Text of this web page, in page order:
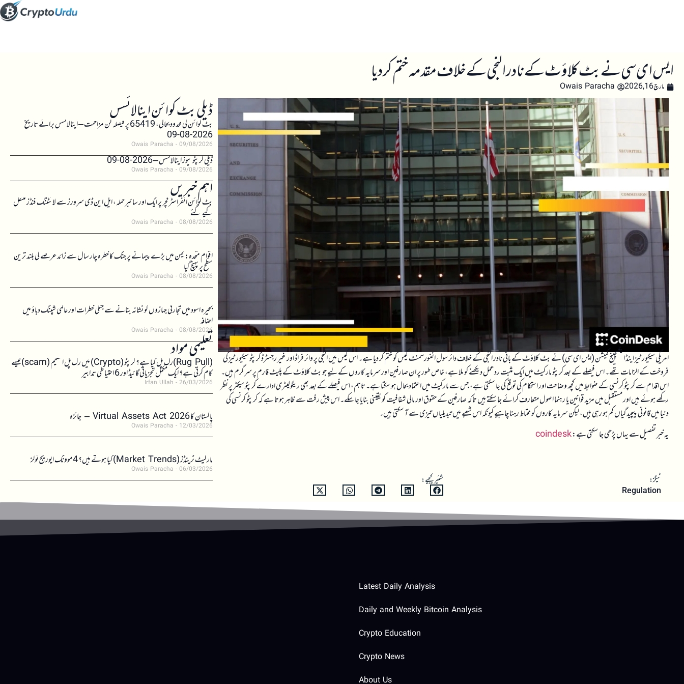
ایس ای سی نے بٹ کلاؤٹ کے نادر النجی کے خلاف مقدمہ ختم کر دیا
مارچ 16, 2026 Owais Paracha
امریکی سیکیورٹیز اینڈ ایکسچینج کمیشن (ایس ای سی) نے بٹ کلاؤٹ کے بانی نادر النجی کے خلاف دائر سول انفورسمنٹ کیس کو ختم کر دیا ہے۔ اس کیس میں النجی پر وائر فراڈ اور غیر رجسٹرڈ کرپٹو سیکیورٹیز کی
فروخت کے الزامات تھے۔ اس فیصلے کے بعد کرپٹو مارکیٹ میں ایک مثبت ردعمل دیکھنے کو ملا ہے، خاص طور پر ان صارفین اور سرمایہ کاروں کے لیے جو بٹ کلاؤٹ کے پلیٹ فارم پر سرگرم ہیں۔
اس اقدام سے کرپٹو کرنسی کے ضوابط میں کچھ وضاحت اور استحکام کی توقع کی جا سکتی ہے، جس سے مارکیٹ میں اعتماد بحال ہو سکتا ہے۔ تاہم، اس فیصلے کے بعد بھی ریگولیٹری ادارے کرپٹو سیکٹر پر نظر
رکھے ہوئے ہیں اور مستقبل میں مزید قوانین یا رہنما اصول متعارف کرائے جا سکتے ہیں تاکہ صارفین کے حقوق اور مالی شفافیت کو یقینی بنایا جا سکے۔ اس پیش رفت سے ظاہر ہوتا ہے کہ کرپٹو کرنسی کی
دنیا میں قانونی پیچیدگیاں کم ہو رہی ہیں، لیکن سرمایہ کاروں کو محتاط رہنا چاہیے کیونکہ اس شعبے میں تبدیلیاں تیزی سے آ سکتی ہیں۔
یہ خبر تفصیل سے یہاں پڑھی جا سکتی ہے:coindesk
ٹیگز:
Regulation
شئیر کیجیے:
ڈیلی بٹ کوائن اینالائسسبٹ کوائن کی محدود بحالی، 65419 پر فیصلہ کن مزاحمت – اینالائسس برائے تاریخ
2026-08-09
Owais Paracha 09/08/2026
ڈیلی کرپٹو نیوز اینالائسس – 2026-08-09
Owais Paracha 09/08/2026
اہم خبریں
بٹ کوائن انفراسٹرکچر پر ایک اور سائبر حملہ، ایل این ڈی سرورز سے لائٹننگ فنڈز منتقل
کیے گئے
Owais Paracha 08/08/2026
اقوام متحدہ: یمن میں بڑے پیمانے پر جنگ کا خطرہ چار سال سے زائد عرصے کی بلند ترین
سطح پر پہنچ گیا
Owais Paracha 08/08/2026
بحیرہ اسود میں تجارتی جہازوں کو نشانہ بنانے سے جنگی خطرات اور عالمی شپنگ دباؤ میں
اضافہ
Owais Paracha 08/08/2026
تعلیمی مواد (Rug Pull)رگ پل کیا ہے؟ کرپٹو (Crypto) میں رگ پل اسکیم (scam)کیسے
کام کرتی ہے؟ ایک مکمل تجزیاتی گائیڈ اور 6 احتیاطی تدابیر
Irfan Ullah 26/03/2026
پاکستان کا Virtual Assets Act 2026 – جائزہ
Owais Paracha 12/03/2026
مارکیٹ ٹرینڈز (Market Trends) کیا ہوتے ہیں؟ 4 موونگ ایوریج ٹولز
Owais Paracha 06/03/2026
Latest Daily Analysis
Daily and Weekly Bitcoin Analysis
Crypto Education
Crypto News
About Us